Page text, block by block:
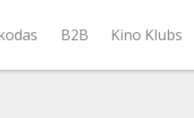
B2B Kino Klubs